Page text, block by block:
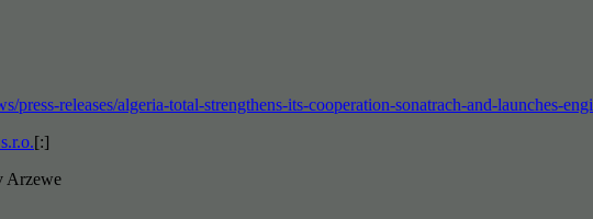
press-releases/algeria-total-strengthens-its-cooperation-sonatrach-and-launches-
[:]
Arzewe